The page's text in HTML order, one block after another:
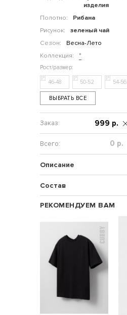
изделия
Полотно:
Рибана
Рисунок:
зеленый чай
Сезон:
Весна-Лето
Коллекция:
"
46-48 50-52 54-56
ВЫБРАТЬ ВСЕ
999 р.
р.
Описание
Состав
РЕКОМЕНДУЕМ ВАМ